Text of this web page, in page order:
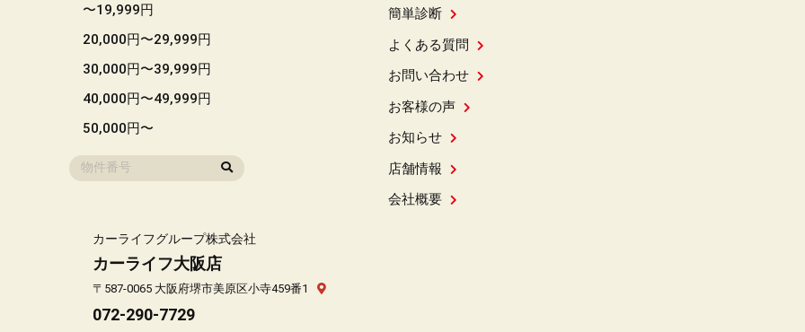
〜19,999円
20,000円〜29,999円
30,000円〜39,999円
40,000円〜49,999円
50,000円〜
簡単診断
よくある質問
お問い合わせ
お客様の声
お知らせ
店舗情報
会社概要
カーライフグループ株式会社
カーライフ大阪店
〒587-0065 大阪府堺市美原区小寺459番1
072-290-7729